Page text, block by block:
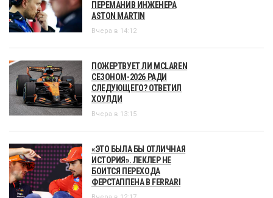
ПЕРЕМАНИВ ИНЖЕНЕРА
ASTON MARTIN
Вчера в 14:12
ПОЖЕРТВУЕТ ЛИ MCLAREN
СЕЗОНОМ-2026 РАДИ
СЛЕДУЮЩЕГО? ОТВЕТИЛ
ХОУЛДИ
Вчера в 13:15
«ЭТО БЫЛА БЫ ОТЛИЧНАЯ
ИСТОРИЯ». ЛЕКЛЕР НЕ
БОИТСЯ ПЕРЕХОДА
ФЕРСТАППЕНА В FERRARI